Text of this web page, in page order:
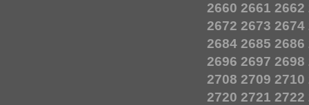
2660 2661 2662
2672 2673 2674
2684 2685 2686
2696 2697 2698
2708 2709 2710
2720 2721 2722